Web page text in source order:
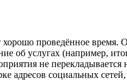
проведённое время.
об услугах (например,
не
адресов социальных